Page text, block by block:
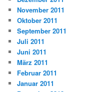
November 2011
Oktober 2011
September 2011
Juli 2011
Juni 2011
März 2011
Februar 2011
Januar 2011